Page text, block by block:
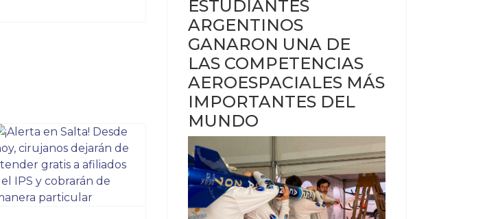
ESTUDIANTES
ARGENTINOS
GANARON UNA DE
LAS COMPETENCIAS
AEROESPACIALES MÁS
IMPORTANTES DEL
MUNDO